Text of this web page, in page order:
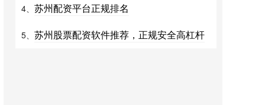
4、 苏州配资平台正规排名
5、 苏州股票配资软件推荐，正规安全高杠杆